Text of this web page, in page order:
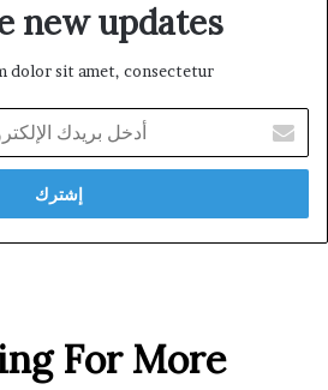
new updates!
dolor sit amet, consectetur.
بريدك
الإلكتروني
For More?